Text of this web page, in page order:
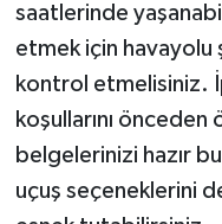
saatlerinde
etmek için havayolu
kontrol etmelisiniz.
koşullarını
belgelerinizi hazır
uçuş seçeneklerini